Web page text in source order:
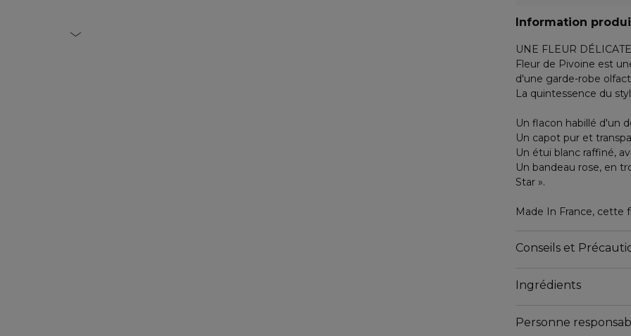
Information
UNE FLEUR
Fleur de Pivoine est
d'une garde-robe
La quintessence du
Un flacon habillé d'un
Un capot pur et
Un étui blanc raffiné,
Un bandeau rose, en
Star ».
Made In France, cette
Conseils et
Ingrédients
Personne